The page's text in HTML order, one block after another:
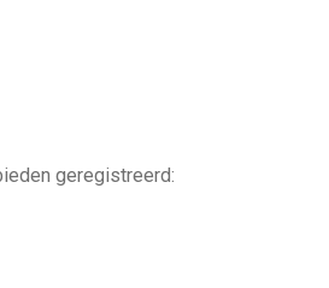
geregistreerd: